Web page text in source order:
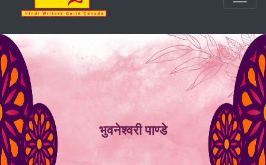
भुवनेश्वरी पाण्डे